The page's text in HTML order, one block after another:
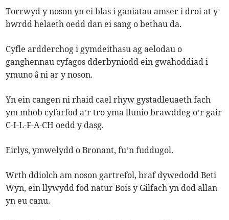
Torrwyd y noson yn ei blas i ganiatau amser i droi at y
bwrdd helaeth oedd dan ei sang o bethau da.
Cyfle ardderchog i gymdeithasu ag aelodau o
ganghennau cyfagos dderbyniodd ein gwahoddiad i
ymuno â ni ar y noson.
Yn ein cangen ni rhaid cael rhyw gystadleuaeth fach
ym mhob cyfarfod a’r tro yma llunio brawddeg o’r gair
C-I-L-F-A-CH oedd y dasg.
Eirlys, ymwelydd o Bronant, fu’n fuddugol.
Wrth ddiolch am noson gartrefol, braf dywedodd Beti
Wyn, ein llywydd fod natur Bois y Gilfach yn dod allan
yn eu canu.